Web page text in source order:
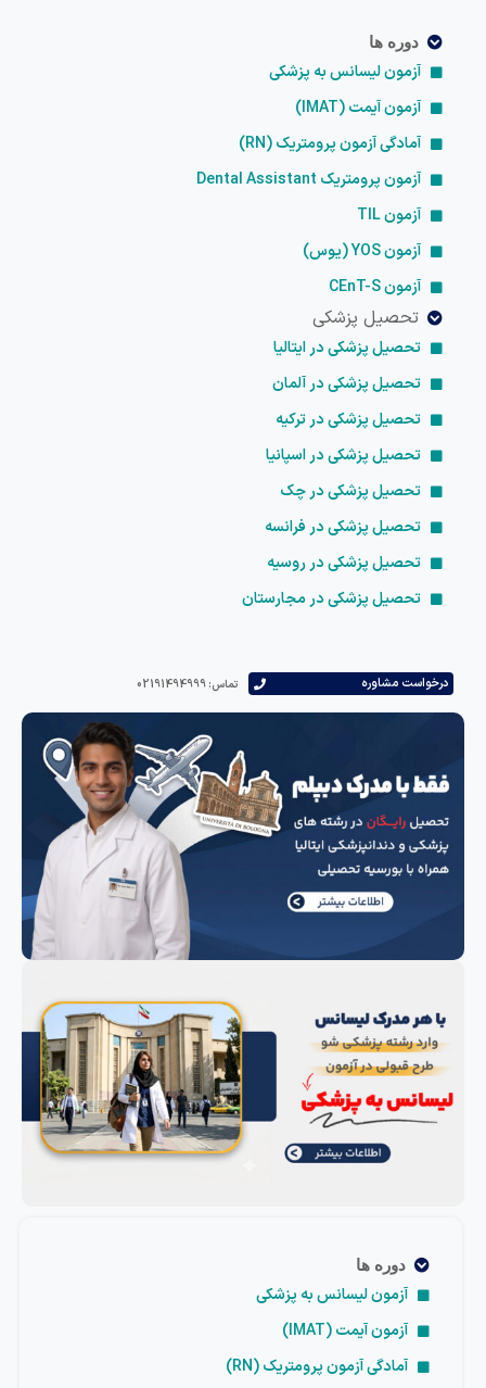
درخواست مشاوره تماس: 02191494999
دوره ها
آزمون لیسانس به پزشکی
آزمون آیمت (IMAT)
آمادگی آزمون پرومتریک (RN)
دوره ها
آزمون لیسانس به پزشکی
آزمون آیمت (IMAT)
آمادگی آزمون پرومتریک (RN)
آزمون پرومتریک Dental Assistant
آزمون TIL
آزمون YOS (یوس)
آزمون CEnT-S
تحصیل پزشکی
تحصیل پزشکی در ایتالیا
تحصیل پزشکی در آلمان
تحصیل پزشکی در ترکیه
تحصیل پزشکی در اسپانیا
تحصیل پزشکی در چک
تحصیل پزشکی در فرانسه
تحصیل پزشکی در روسیه
تحصیل پزشکی در مجارستان